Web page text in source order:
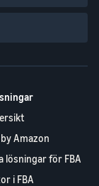
Amazon
lösningar för FBA
i FBA